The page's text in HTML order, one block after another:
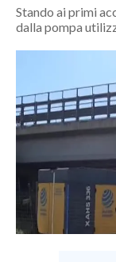
OGLIASTRA
ITALIA
MONDO
POLITICA
ECONOMIA
Stando ai primi
dalla pompa